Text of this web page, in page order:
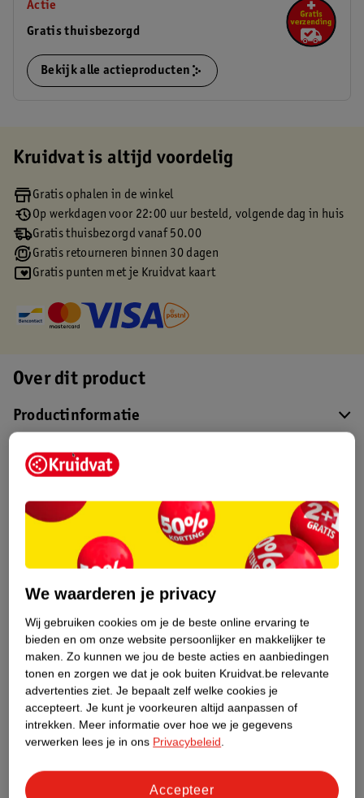
Actie
Gratis thuisbezorgd
Bekijk alle actieproducten
Kruidvat is altijd voordelig
Gratis ophalen in de winkel
Op werkdagen voor 22:00 uur besteld, volgende dag in huis
Gratis thuisbezorgd vanaf 50.00
Gratis retourneren binnen 30 dagen
Gratis punten met je Kruidvat kaart
Over dit product
Productinformatie
Etiketinformatie
Nature Impact Score
Dit product heeft (nog) geen Nature
Impact Score.
Meer informatie
Bestel & Bezorginformatie
Bekijk ook
Essence Alle Oogschaduw palette
Hoe controleren wij de reviews?
We waarderen je privacy
Wij gebruiken cookies om je de beste online ervaring te
bieden en om onze website persoonlijker en makkelijker te
maken. Zo kunnen we jou de beste acties en aanbiedingen
tonen en zorgen we dat je ook buiten Kruidvat.be relevante
advertenties ziet. Je bepaalt zelf welke cookies je
accepteert. Je kunt je voorkeuren altijd aanpassen of
intrekken. Meer informatie over hoe we je gegevens
verwerken lees je in ons Privacybeleid.
Accepteer